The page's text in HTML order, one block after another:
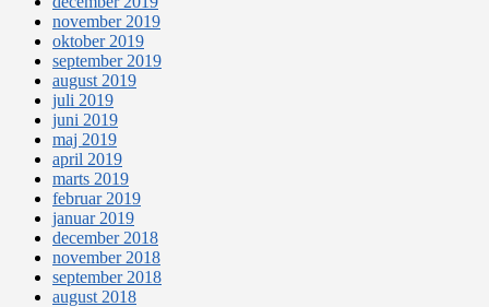
november 2019
oktober 2019
september 2019
august 2019
juli 2019
juni 2019
maj 2019
april 2019
marts 2019
februar 2019
januar 2019
december 2018
november 2018
september 2018
august 2018